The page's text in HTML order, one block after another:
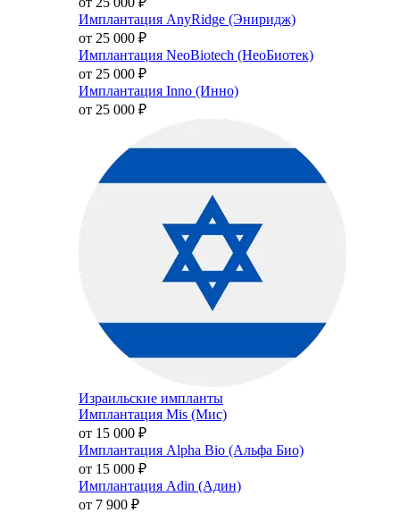
Имплантация AnyRidge (Эниридж)
от 25 000 ₽
Имплантация NeoBiotech (НеоБиотек)
от 25 000 ₽
Имплантация Inno (Инно)
от 25 000 ₽
Израильские импланты
Имплантация Mis (Мис)
от 15 000 ₽
Имплантация Alpha Bio (Альфа Био)
от 15 000 ₽
Имплантация Adin (Адин)
от 7 900 ₽